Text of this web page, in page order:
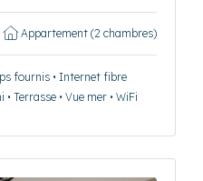
Appartement (2 chambres)
fournis • Internet fibre
Terrasse • Vue mer • WiFi